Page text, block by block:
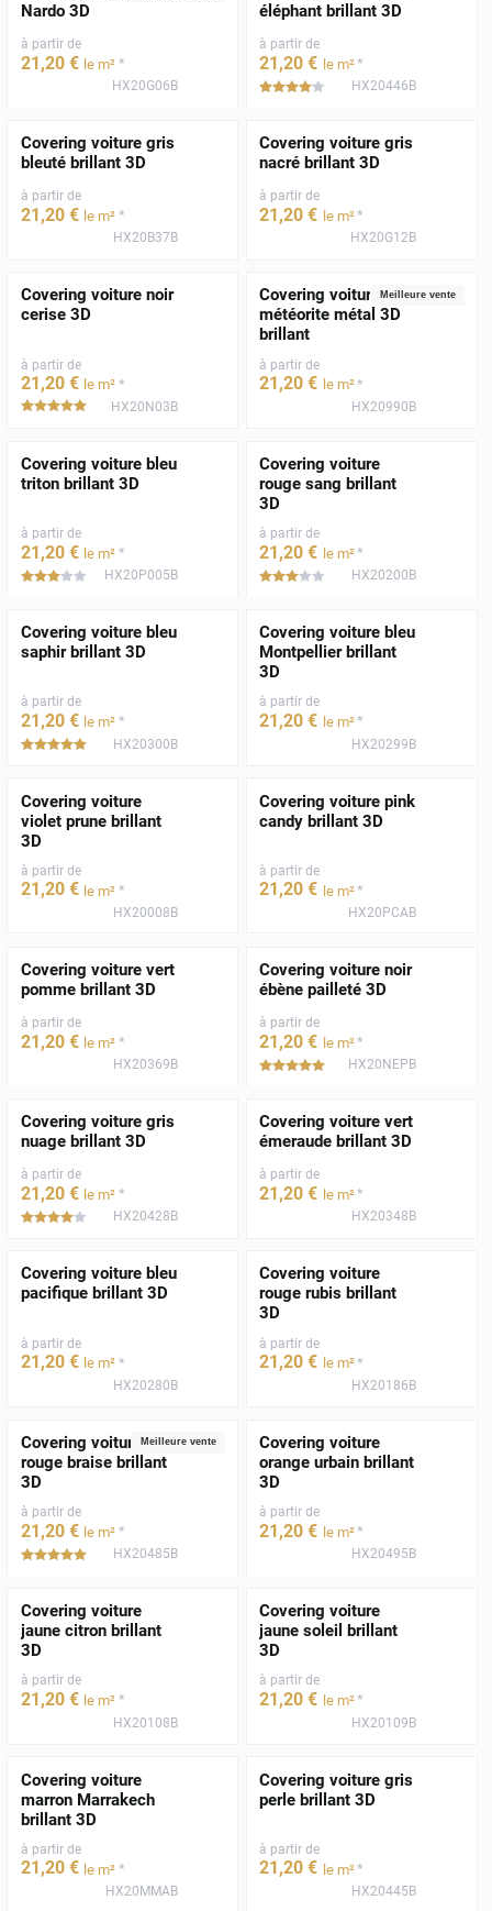
Nardo 3D
à partir de
21,20 € le m² *
HX20G06B
éléphant brillant 3D
à partir de
21,20 € le m²*
***** HX20446B
Covering voiture gris
bleuté brillant 3D
à partir de
21,20 € le m² *
HX20B37B
Covering voiture gris
nacré brillant 3D
à partir de
21,20 € le m²*
HX20G12B
Covering voiture noir
cerise 3D
à partir de
21 ,20 € le m² *
*****HX20N03B
Meilleure vente
Covering voiture gris
météorite métal 3D
brillant
à partir de
21 ,20 € le m²*
HX20990B
Covering voiture bleu
triton brillant 3D
à partir de
21,20 € le m² *
***** HX20P005B
Covering voiture
rouge sang brillant
3D
à partir de
21,20 € le m²*
***** HX20200B
Covering voiture bleu
saphir brillant 3D
à partir de
21,20 € le m² *
*****HX20300B
Covering voiture bleu
Montpellier brillant
3D
à partir de
21,20 € le m²*
HX20299B
Covering voiture
violet prune brillant
3D
à partir de
21 ,20 € le m² *
HX20008B
Covering voiture pink
candy brillant 3D
à partir de
21 ,20 € le m²*
HX20PCAB
Covering voiture vert
pomme brillant 3D
à partir de
21,20 € le m² *
HX20369B
Covering voiture noir
ébène pailleté 3D
à partir de
21,20 € le m²*
*****HX20NEPB
Covering voiture gris
nuage brillant 3D
à partir de
21,20 € le m² *
***** HX20428B
Covering voiture vert
émeraude brillant 3D
à partir de
21,20 € le m²*
HX20348B
Covering voiture bleu
pacifique brillant 3D
à partir de
21 ,20 € le m² *
HX20280B
Covering voiture
rouge rubis brillant
3D
à partir de
21 ,20 € le m²*
HX20186B
Meilleure vente
Covering voiture
rouge braise brillant
3D
à partir de
21,20 € le m² *
*****HX20485B
Covering voiture
orange urbain brillant
3D
à partir de
21,20 € le m²*
HX20495B
Covering voiture
jaune citron brillant
3D
à partir de
21,20 € le m² *
HX20108B
Covering voiture
jaune soleil brillant
3D
à partir de
21,20 € le m²*
HX20109B
Covering voiture
marron Marrakech
brillant 3D
à partir de
21 ,20 € le m² *
HX20MMAB
Covering voiture gris
perle brillant 3D
à partir de
21 ,20 € le m²*
HX20445B